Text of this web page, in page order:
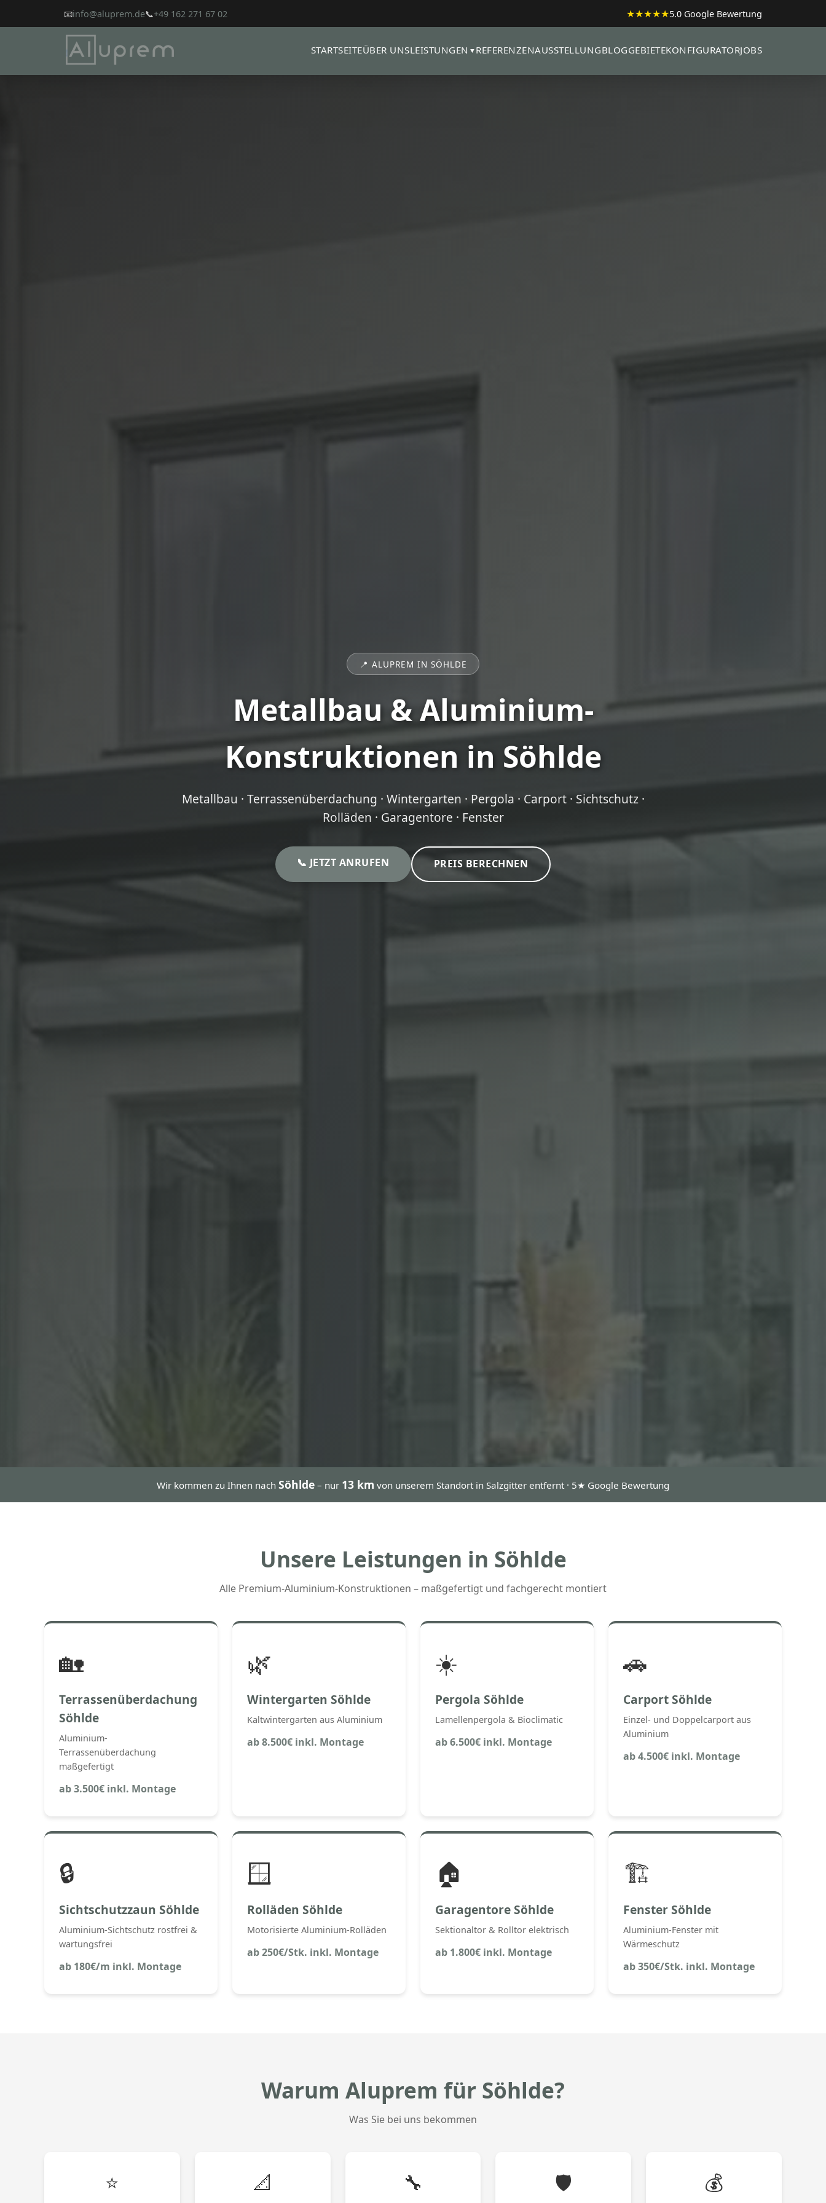
📧info@aluprem.de📞+49 162 271 67 02 ★★★★★5.0 Google Bewertung
STARTSEITEÜBER UNSLEISTUNGEN ▼ REFERENZENAUSSTELLUNGBLOGGEBIETEKONFIGURATORJOBS
📍 ALUPREM IN SÖHLDE
Metallbau & Aluminium-
Konstruktionen in Söhlde
Metallbau · Terrassenüberdachung · Wintergarten · Pergola · Carport · Sichtschutz ·
Rolläden · Garagentore · Fenster
📞 JETZT ANRUFEN PREIS BERECHNEN
Wir kommen zu Ihnen nach Söhlde – nur 13 km von unserem Standort in Salzgitter entfernt · 5★ Google Bewertung
Unsere Leistungen in Söhlde
Alle Premium-Aluminium-Konstruktionen – maßgefertigt und fachgerecht montiert
🏡
Terrassenüberdachung
Söhlde
Aluminium-
Terrassenüberdachung
maßgefertigt
ab 3.500€ inkl. Montage
🌿
Wintergarten Söhlde
Kaltwintergarten aus Aluminium
ab 8.500€ inkl. Montage
☀️
Pergola Söhlde
Lamellenpergola & Bioclimatic
ab 6.500€ inkl. Montage
🚗
Carport Söhlde
Einzel- und Doppelcarport aus
Aluminium
ab 4.500€ inkl. Montage
🔒
Sichtschutzzaun Söhlde
Aluminium-Sichtschutz rostfrei &
wartungsfrei
ab 180€/m inkl. Montage
🪟
Rolläden Söhlde
Motorisierte Aluminium-Rolläden
ab 250€/Stk. inkl. Montage
🏠
Garagentore Söhlde
Sektionaltor & Rolltor elektrisch
ab 1.800€ inkl. Montage
🏗️
Fenster Söhlde
Aluminium-Fenster mit
Wärmeschutz
ab 350€/Stk. inkl. Montage
Warum Aluprem für Söhlde?
Was Sie bei uns bekommen
⭐ 📐 🔧 🛡️ 💰